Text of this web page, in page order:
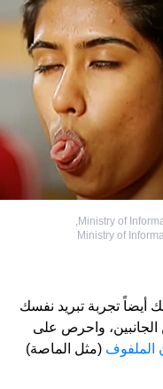
Ministry of
,
Ministry of
أيضاً تجربة تبريد نفسك
واحرص على
الملفوف (مثل الماصة)